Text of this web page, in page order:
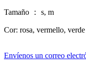
Tamaño ： s, m
Cor: rosa, vermello, verde
Envíenos un correo